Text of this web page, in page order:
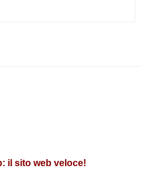
il sito web veloce!